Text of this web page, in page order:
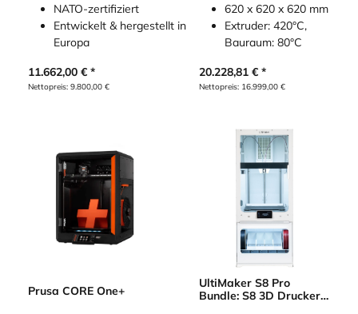
NATO-zertifiziert
Entwickelt & hergestellt in
Europa
11.662,00 €
Nettopreis: 9.800,00 €
620 x 620 x 620 mm
Extruder: 420°C,
Bauraum: 80°C
20.228,81€
Nettopreis: 16.999,00€
Prusa CORE One+
UltiMaker S8 Pro
Bundle: S8 3D Drucker